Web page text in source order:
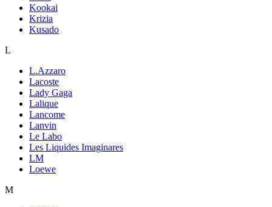
Kookai
Krizia
Kusado
L
L.Azzaro
Lacoste
Lady Gaga
Lalique
Lancome
Lanvin
Le Labo
Les Liquides Imaginares
LM
Loewe
M